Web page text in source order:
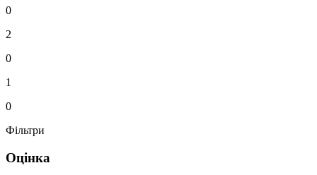
0
2
0
1
0
Фільтри
Оцінка